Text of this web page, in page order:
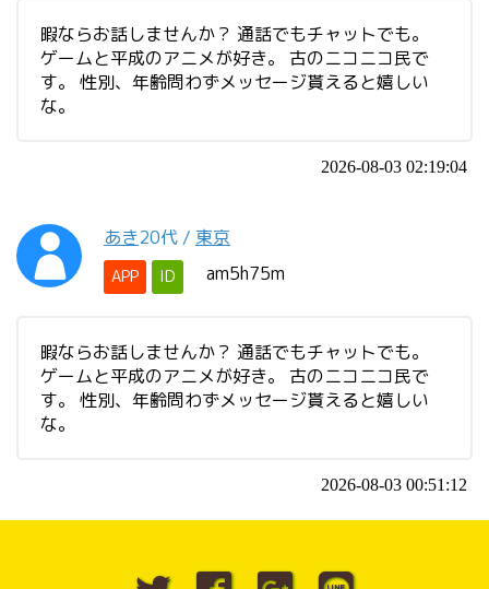
暇ならお話しませんか？ 通話でもチャットでも。
ゲームと平成のアニメが好き。 古のニコニコ民で
す。 性別、年齢問わずメッセージ貰えると嬉しい
な。
2026-08-03 02:19:04
あき20代 / 東京
APP ID am5h75m
暇ならお話しませんか？ 通話でもチャットでも。
ゲームと平成のアニメが好き。 古のニコニコ民で
す。 性別、年齢問わずメッセージ貰えると嬉しい
な。
2026-08-03 00:51:12